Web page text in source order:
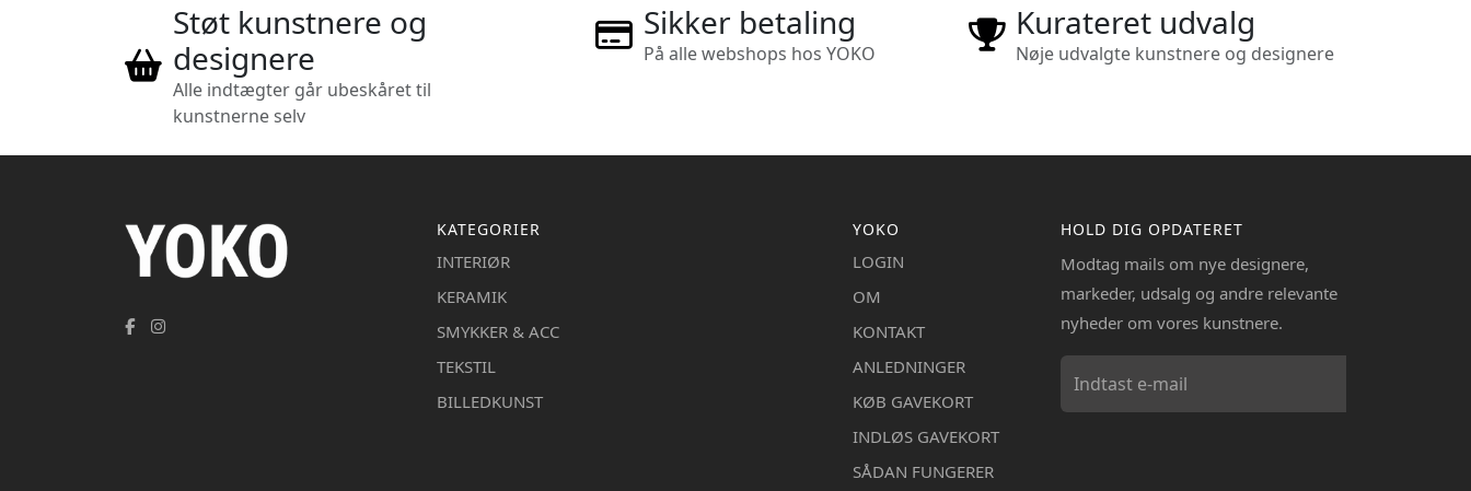
Støt kunstnere og
designere
Alle indtægter går ubeskåret til
kunstnerne selv
Sikker betaling
På alle webshops hos YOKO
Kurateret udvalg
Nøje udvalgte kunstnere og designere
KATEGORIER
INTERIØR
KERAMIK
SMYKKER & ACC
TEKSTIL
BILLEDKUNST
YOKO
LOGIN
OM
KONTAKT
ANLEDNINGER
KØB GAVEKORT
INDLØS GAVEKORT
SÅDAN FUNGERER
HOLD DIG OPDATERET
Modtag mails om nye designere,
markeder, udsalg og andre relevante
nyheder om vores kunstnere.